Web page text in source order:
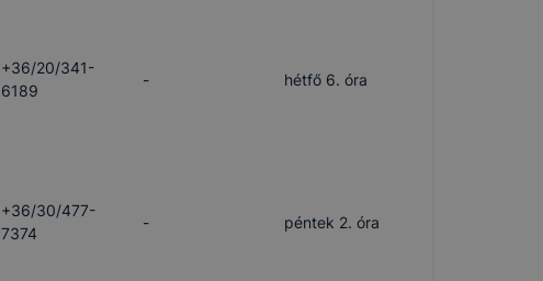
+36/20/341-
6189
- hétfő 6. óra
+36/30/477-
7374
- péntek 2. óra